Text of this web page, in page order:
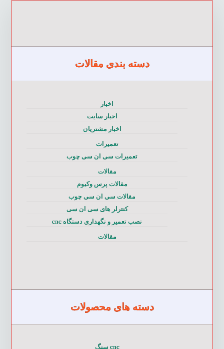
دسته بندی مقالات
اخبار
اخبار سایت
اخبار مشتریان
تعمیرات
تعمیرات سی ان سی چوب
مقالات
مقالات پرس وکیوم
مقالات سی ان سی چوب
کنترلر های سی ان سی
نصب تعمیر و نگهداری دستگاه cnc
مقالات
دسته های محصولات
cnc سنگ